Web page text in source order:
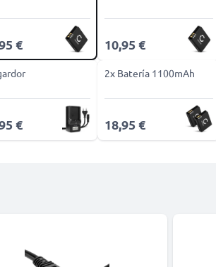
€ 10,95 €
€
2x Batería 1100mAh
18,95 €